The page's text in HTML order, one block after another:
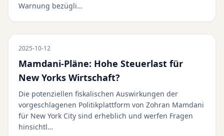
Warnung bezügli…
2025-10-12
Mamdani-Pläne: Hohe Steuerlast für
New Yorks Wirtschaft?
Die potenziellen fiskalischen Auswirkungen der
vorgeschlagenen Politikplattform von Zohran Mamdani
für New York City sind erheblich und werfen Fragen
hinsichtl…